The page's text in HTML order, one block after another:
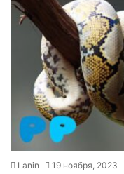
Lanin 19 ноября, 2023